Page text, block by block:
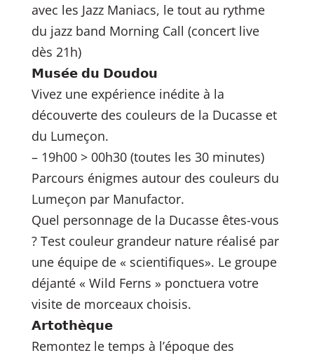
avec les Jazz Maniacs, le tout au rythme
du jazz band Morning Call (concert live
dès 21h)
𝗠𝘂𝘀𝗲́𝗲 𝗱𝘂 𝗗𝗼𝘂𝗱𝗼𝘂
Vivez une expérience inédite à la
découverte des couleurs de la Ducasse et
du Lumeçon.
– 19h00 > 00h30 (toutes les 30 minutes)
Parcours énigmes autour des couleurs du
Lumeçon par Manufactor.
Quel personnage de la Ducasse êtes-vous
? Test couleur grandeur nature réalisé par
une équipe de « scientifiques». Le groupe
déjanté « Wild Ferns » ponctuera votre
visite de morceaux choisis.
𝗔𝗿𝘁𝗼𝘁𝗵𝗲̀𝗾𝘂𝗲
Remontez le temps à l’époque des